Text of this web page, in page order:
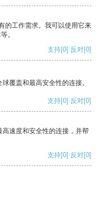
的工作需求。我可以使用它来
。
支持[0] 反对[0]
覆盖和最高安全性的连接。
支持[0] 反对[0]
速度和安全性的连接，并帮
支持[0] 反对[0]